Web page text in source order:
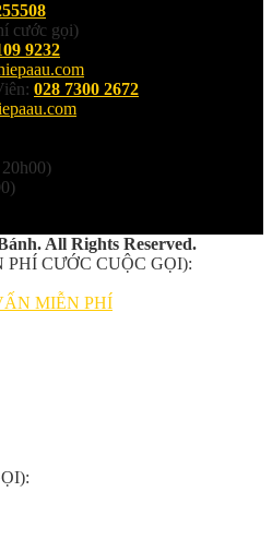
cước gọi)
9232
028 7300 2672
All Rights Reserved.
CƯỚC CUỘC GỌI):
MIỄN PHÍ